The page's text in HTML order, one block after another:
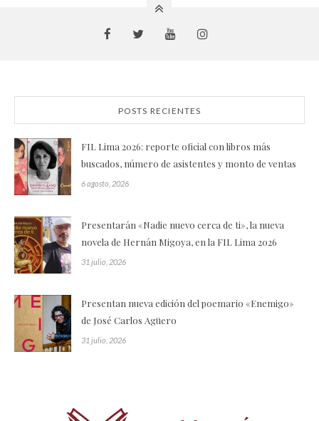
POSTS RECIENTES
FIL Lima 2026: reporte oficial con libros más
buscados, número de asistentes y monto de ventas
6 agosto, 2026
Presentarán «Nadie nuevo cerca de ti», la nueva
novela de Hernán Migoya, en la FIL Lima 2026
31 julio, 2026
Presentan nueva edición del poemario «Enemigo»
de José Carlos Agüero
31 julio, 2026